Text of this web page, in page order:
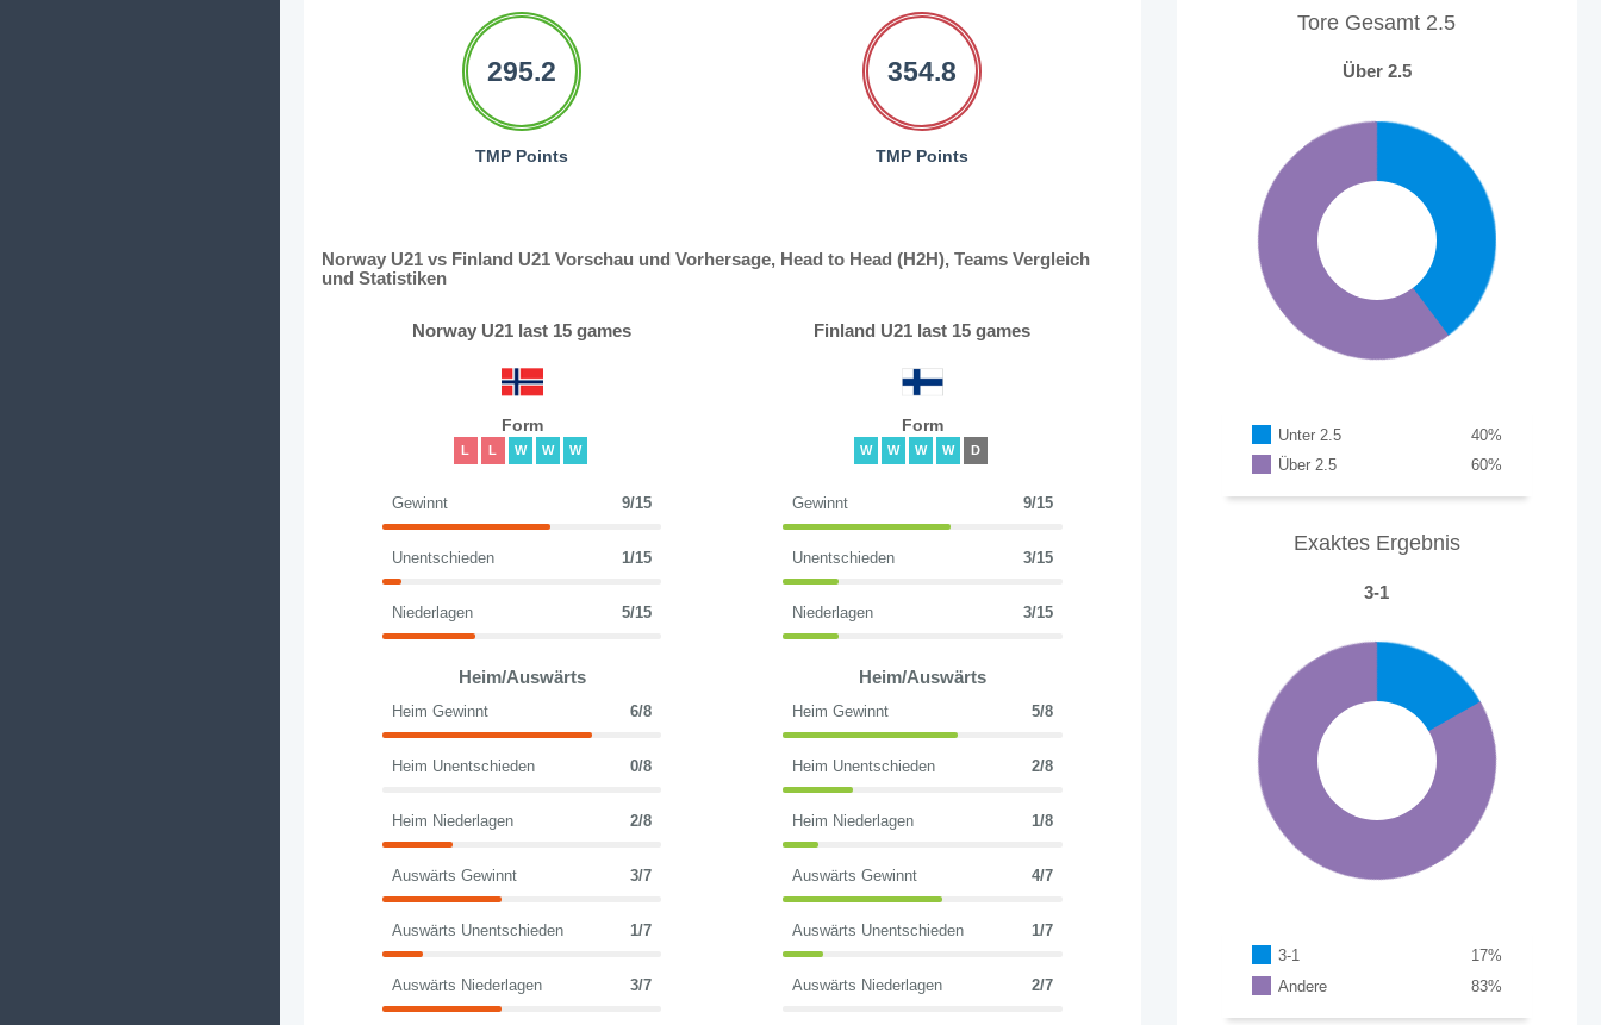
295.2
TMP Points
354.8
TMP Points
Norway U21 vs Finland U21 Vorschau und Vorhersage, Head to Head (H2H), Teams Vergleich
und Statistiken
Norway U21 last 15 games
Form
L L W W W
Gewinnt 9/15
Unentschieden 1/15
Niederlagen 5/15
Heim/Auswärts
Heim Gewinnt 6/8
Heim Unentschieden 0/8
Heim Niederlagen 2/8
Auswärts Gewinnt 3/7
Auswärts Unentschieden 1/7
Auswärts Niederlagen 3/7
Finland U21 last 15 games
Form
W W W W D
Gewinnt 9/15
Unentschieden 3/15
Niederlagen 3/15
Heim/Auswärts
Heim Gewinnt 5/8
Heim Unentschieden 2/8
Heim Niederlagen 1/8
Auswärts Gewinnt 4/7
Auswärts Unentschieden 1/7
Auswärts Niederlagen 2/7
Tore Gesamt 2.5
Über 2.5
Unter 2.5 %
40
Über 2.5
%
60
Exaktes Ergebnis
3-1
3-1 %
17
Andere
%
83